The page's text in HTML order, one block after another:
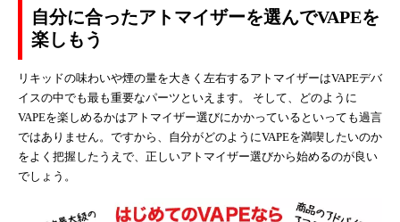
自分に合ったアトマイザーを選んでVAPEを
楽しもう
リキッドの味わいや煙の量を大きく左右するアトマイザーはVAPEデバ
イスの中でも最も重要なパーツといえます。 そして、どのように
VAPEを楽しめるかはアトマイザー選びにかかっているといっても過言
ではありません。ですから、自分がどのようにVAPEを満喫したいのか
をよく把握したうえで、正しいアトマイザー選びから始めるのが良い
でしょう。